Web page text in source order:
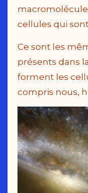
cellules qui
Ce sont les
présents dans
forment les
compris nous,